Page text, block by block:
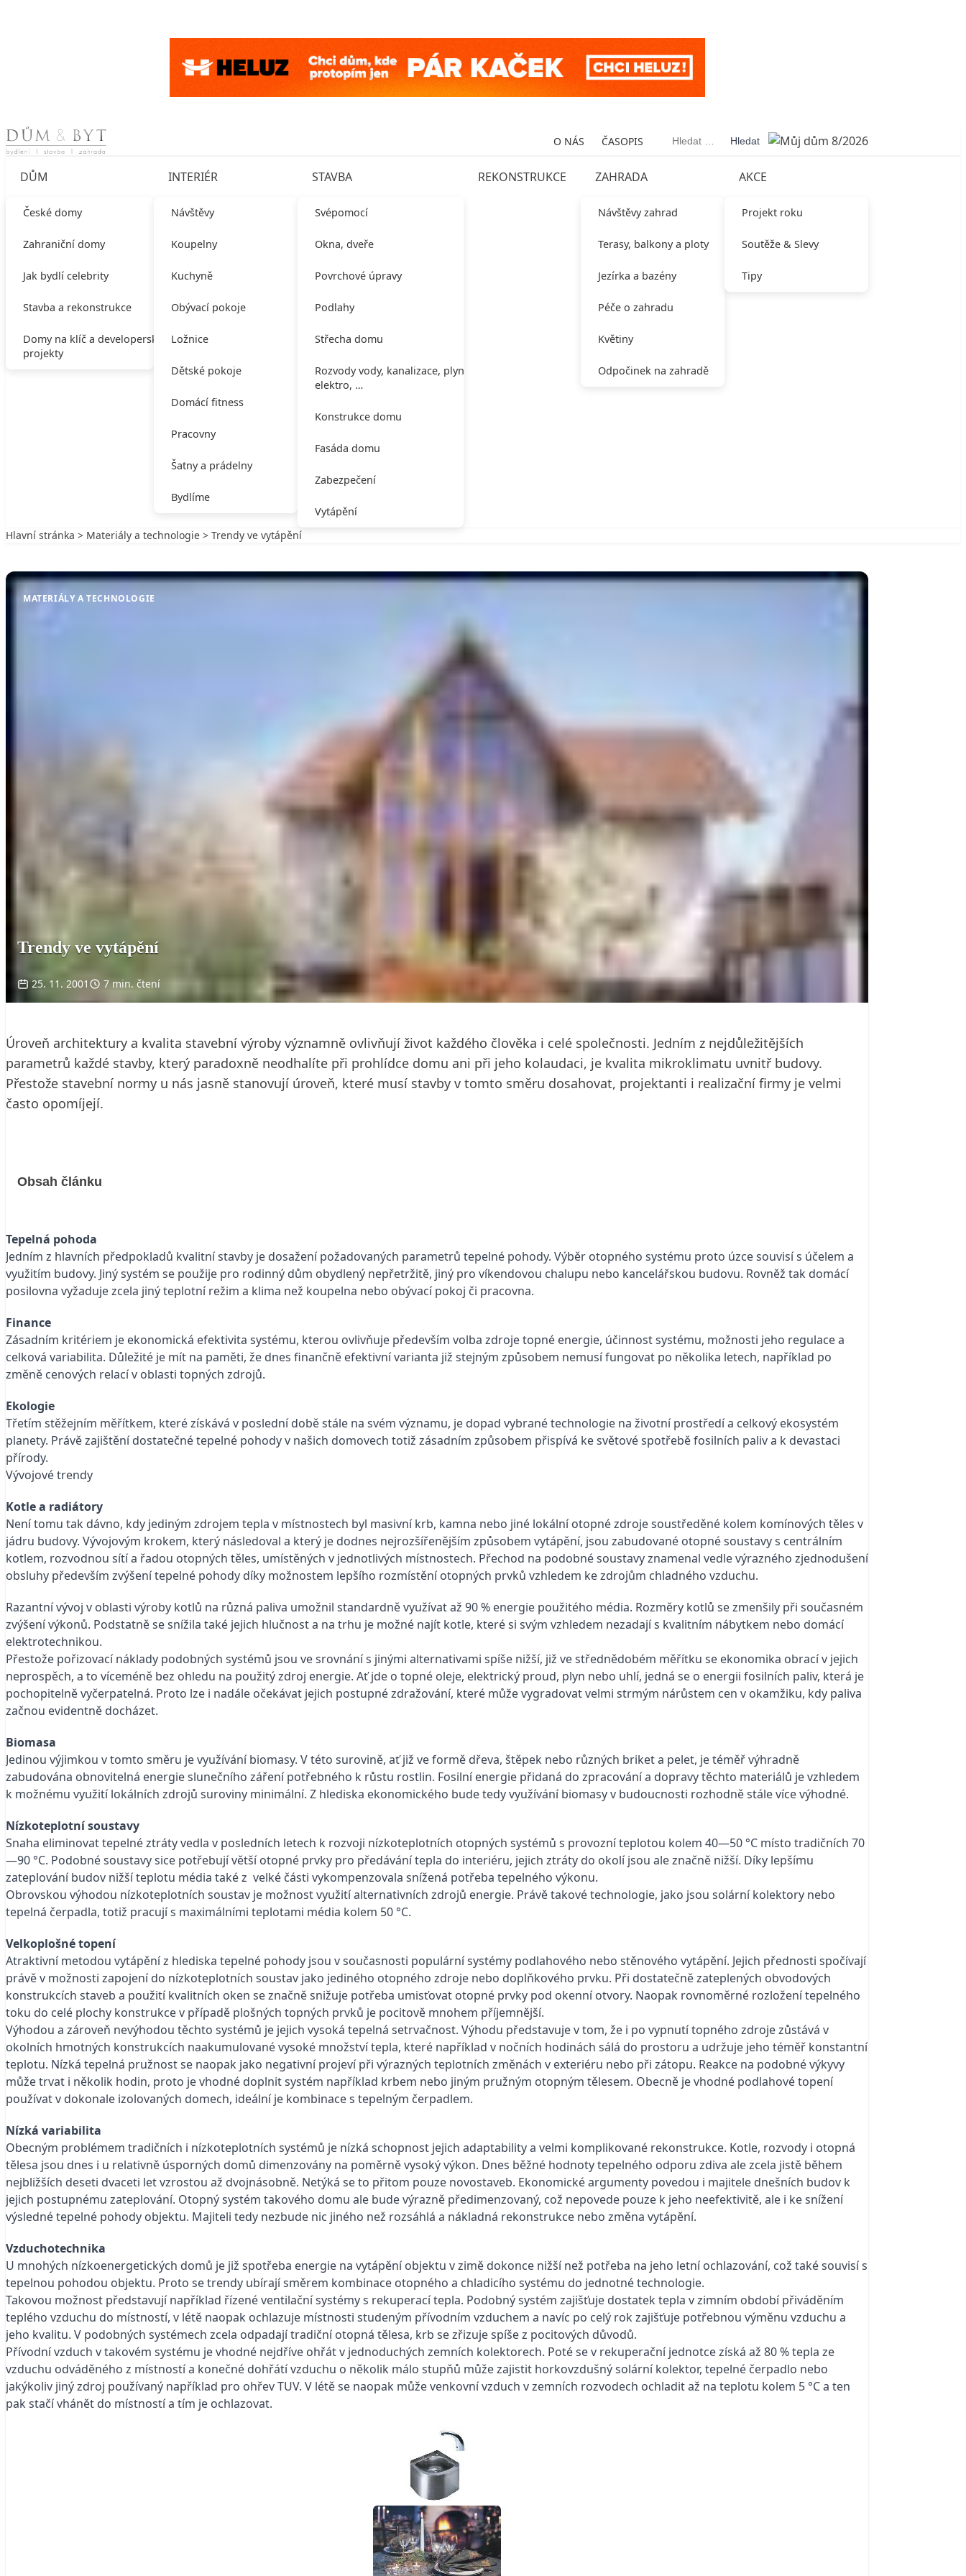
Skip to content O NÁS ČASOPIS Vyhledávání
DŮM
České domy
Zahraniční domy
Jak bydlí celebrity
Stavba a rekonstrukce
Domy na klíč a developerské
projekty
INTERIÉR
Návštěvy
Koupelny
Kuchyně
Obývací pokoje
Ložnice
Dětské pokoje
Domácí fitness
Pracovny
Šatny a prádelny
Bydlíme
STAVBA
Svépomocí
Okna, dveře
Povrchové úpravy
Podlahy
Střecha domu
Rozvody vody, kanalizace, plynu,
elektro, …
Konstrukce domu
Fasáda domu
Zabezpečení
Vytápění
REKONSTRUKCE ZAHRADA
Návštěvy zahrad
Terasy, balkony a ploty
Jezírka a bazény
Péče o zahradu
Květiny
Odpočinek na zahradě
AKCE
Projekt roku
Soutěže & Slevy
Tipy
Hlavní stránka > Materiály a technologie > Trendy ve vytápění
MATERIÁLY A TECHNOLOGIE
Trendy ve vytápění
25. 11. 2001 7 min. čtení
Úroveň architektury a kvalita stavební výroby významně ovlivňují život každého člověka i celé společnosti. Jedním z nejdůležitějších
parametrů každé stavby, který paradoxně neodhalíte při prohlídce domu ani při jeho kolaudaci, je kvalita mikroklimatu uvnitř budovy.
Přestože stavební normy u nás jasně stanovují úroveň, které musí stavby v tomto směru dosahovat, projektanti i realizační firmy je velmi
často opomíjejí.
Obsah článku
Tepelná pohoda
Jedním z hlavních předpokladů kvalitní stavby je dosažení požadovaných parametrů tepelné pohody. Výběr otopného systému proto úzce souvisí s účelem a
využitím budovy. Jiný systém se použije pro rodinný dům obydlený nepřetržitě, jiný pro víkendovou chalupu nebo kancelářskou budovu. Rovněž tak domácí
posilovna vyžaduje zcela jiný teplotní režim a klima než koupelna nebo obývací pokoj či pracovna.
Finance
Zásadním kritériem je ekonomická efektivita systému, kterou ovlivňuje především volba zdroje topné energie, účinnost systému, možnosti jeho regulace a
celková variabilita. Důležité je mít na paměti, že dnes finančně efektivní varianta již stejným způsobem nemusí fungovat po několika letech, například po
změně cenových relací v oblasti topných zdrojů.
Ekologie
Třetím stěžejním měřítkem, které získává v poslední době stále na svém významu, je dopad vybrané technologie na životní prostředí a celkový ekosystém
planety. Právě zajištění dostatečné tepelné pohody v našich domovech totiž zásadním způsobem přispívá ke světové spotřebě fosilních paliv a k devastaci
přírody.
Vývojové trendy
Kotle a radiátory
Není tomu tak dávno, kdy jediným zdrojem tepla v místnostech byl masivní krb, kamna nebo jiné lokální otopné zdroje soustředěné kolem komínových těles v
jádru budovy. Vývojovým krokem, který následoval a který je dodnes nejrozšířenějším způsobem vytápění, jsou zabudované otopné soustavy s centrálním
kotlem, rozvodnou sítí a řadou otopných těles, umístěných v jednotlivých místnostech. Přechod na podobné soustavy znamenal vedle výrazného zjednodušení
obsluhy především zvýšení tepelné pohody díky možnostem lepšího rozmístění otopných prvků vzhledem ke zdrojům chladného vzduchu.
Razantní vývoj v oblasti výroby kotlů na různá paliva umožnil standardně využívat až 90 % energie použitého média. Rozměry kotlů se zmenšily při současném
zvýšení výkonů. Podstatně se snížila také jejich hlučnost a na trhu je možné najít kotle, které si svým vzhledem nezadají s kvalitním nábytkem nebo domácí
elektrotechnikou.
Přestože pořizovací náklady podobných systémů jsou ve srovnání s jinými alternativami spíše nižší, již ve střednědobém měřítku se ekonomika obrací v jejich
neprospěch, a to víceméně bez ohledu na použitý zdroj energie. Ať jde o topné oleje, elektrický proud, plyn nebo uhlí, jedná se o energii fosilních paliv, která je
pochopitelně vyčerpatelná. Proto lze i nadále očekávat jejich postupné zdražování, které může vygradovat velmi strmým nárůstem cen v okamžiku, kdy paliva
začnou evidentně docházet.
Biomasa
Jedinou výjimkou v tomto směru je využívání biomasy. V této surovině, ať již ve formě dřeva, štěpek nebo různých briket a pelet, je téměř výhradně
zabudována obnovitelná energie slunečního záření potřebného k růstu rostlin. Fosilní energie přidaná do zpracování a dopravy těchto materiálů je vzhledem
k možnému využití lokálních zdrojů suroviny minimální. Z hlediska ekonomického bude tedy využívání biomasy v budoucnosti rozhodně stále více výhodné.
Nízkoteplotní soustavy
Snaha eliminovat tepelné ztráty vedla v posledních letech k rozvoji nízkoteplotních otopných systémů s provozní teplotou kolem 40—50 °C místo tradičních 70
—90 °C. Podobné soustavy sice potřebují větší otopné prvky pro předávání tepla do interiéru, jejich ztráty do okolí jsou ale značně nižší. Díky lepšímu
zateplování budov nižší teplotu média také z velké části vykompenzovala snížená potřeba tepelného výkonu.
Obrovskou výhodou nízkoteplotních soustav je možnost využití alternativních zdrojů energie. Právě takové technologie, jako jsou solární kolektory nebo
tepelná čerpadla, totiž pracují s maximálními teplotami média kolem 50 °C.
Velkoplošné topení
Atraktivní metodou vytápění z hlediska tepelné pohody jsou v současnosti populární systémy podlahového nebo stěnového vytápění. Jejich přednosti spočívají
právě v možnosti zapojení do nízkoteplotních soustav jako jediného otopného zdroje nebo doplňkového prvku. Při dostatečně zateplených obvodových
konstrukcích staveb a použití kvalitních oken se značně snižuje potřeba umisťovat otopné prvky pod okenní otvory. Naopak rovnoměrné rozložení tepelného
toku do celé plochy konstrukce v případě plošných topných prvků je pocitově mnohem příjemnější.
Výhodou a zároveň nevýhodou těchto systémů je jejich vysoká tepelná setrvačnost. Výhodu představuje v tom, že i po vypnutí topného zdroje zůstává v
okolních hmotných konstrukcích naakumulované vysoké množství tepla, které například v nočních hodinách sálá do prostoru a udržuje jeho téměř konstantní
teplotu. Nízká tepelná pružnost se naopak jako negativní projeví při výrazných teplotních změnách v exteriéru nebo při zátopu. Reakce na podobné výkyvy
může trvat i několik hodin, proto je vhodné doplnit systém například krbem nebo jiným pružným otopným tělesem. Obecně je vhodné podlahové topení
používat v dokonale izolovaných domech, ideální je kombinace s tepelným čerpadlem.
Nízká variabilita
Obecným problémem tradičních i nízkoteplotních systémů je nízká schopnost jejich adaptability a velmi komplikované rekonstrukce. Kotle, rozvody i otopná
tělesa jsou dnes i u relativně úsporných domů dimenzovány na poměrně vysoký výkon. Dnes běžné hodnoty tepelného odporu zdiva ale zcela jistě během
nejbližších deseti dvaceti let vzrostou až dvojnásobně. Netýká se to přitom pouze novostaveb. Ekonomické argumenty povedou i majitele dnešních budov k
jejich postupnému zateplování. Otopný systém takového domu ale bude výrazně předimenzovaný, což nepovede pouze k jeho neefektivitě, ale i ke snížení
výsledné tepelné pohody objektu. Majiteli tedy nezbude nic jiného než rozsáhlá a nákladná rekonstrukce nebo změna vytápění.
Vzduchotechnika
U mnohých nízkoenergetických domů je již spotřeba energie na vytápění objektu v zimě dokonce nižší než potřeba na jeho letní ochlazování, což také souvisí s
tepelnou pohodou objektu. Proto se trendy ubírají směrem kombinace otopného a chladicího systému do jednotné technologie.
Takovou možnost představují například řízené ventilační systémy s rekuperací tepla. Podobný systém zajišťuje dostatek tepla v zimním období přiváděním
teplého vzduchu do místností, v létě naopak ochlazuje místnosti studeným přívodním vzduchem a navíc po celý rok zajišťuje potřebnou výměnu vzduchu a
jeho kvalitu. V podobných systémech zcela odpadají tradiční otopná tělesa, krb se zřizuje spíše z pocitových důvodů.
Přívodní vzduch v takovém systému je vhodné nejdříve ohřát v jednoduchých zemních kolektorech. Poté se v rekuperační jednotce získá až 80 % tepla ze
vzduchu odváděného z místností a konečné dohřátí vzduchu o několik málo stupňů může zajistit horkovzdušný solární kolektor, tepelné čerpadlo nebo
jakýkoliv jiný zdroj používaný například pro ohřev TUV. V létě se naopak může venkovní vzduch v zemních rozvodech ochladit až na teplotu kolem 5 °C a ten
pak stačí vhánět do místností a tím je ochlazovat.